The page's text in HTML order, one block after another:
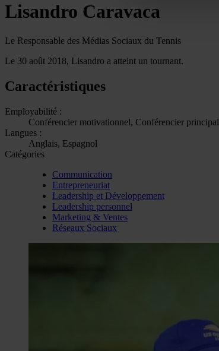
Lisandro Caravaca
Le Responsable des Médias Sociaux du Tennis
Le 30 août 2018, Lisandro a atteint un tournant.
Caractéristiques
Employabilité :
Conférencier motivationnel, Conférencier principal
Langues :
Anglais, Espagnol
Catégories
Communication
Entrepreneuriat
Leadership et Développement
Leadership personnel
Marketing & Ventes
Réseaux Sociaux